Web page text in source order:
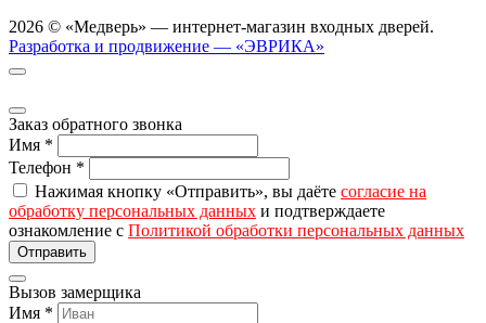
2026 © «Медверь» — интернет-магазин входных дверей.
Разработка и продвижение — «ЭВРИКА»
Заказ обратного звонка
Имя *
Телефон *
Нажимая кнопку «Отправить», вы даёте согласие на
обработку персональных данных и подтверждаете
ознакомление с Политикой обработки персональных данных
Вызов замерщика
Имя *